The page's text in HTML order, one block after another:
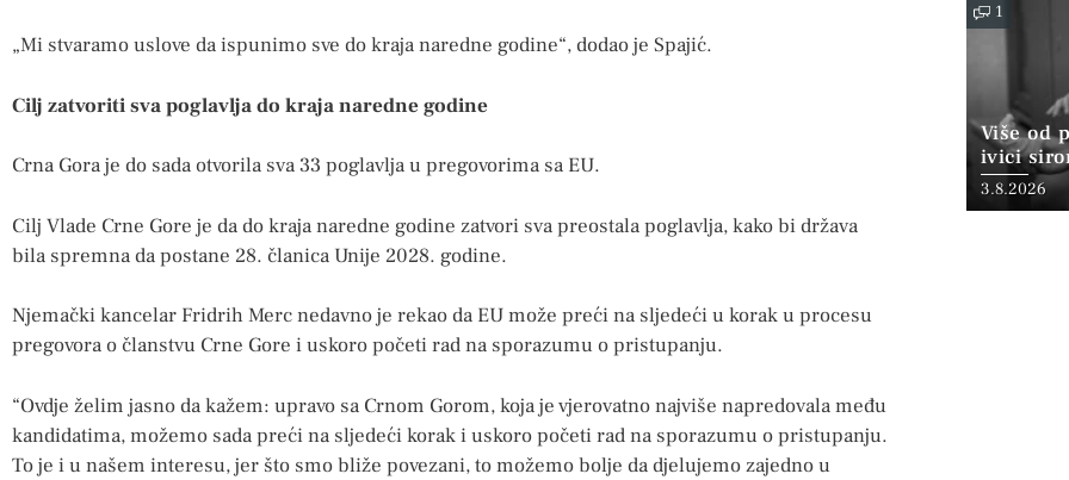
„Mi stvaramo uslove da ispunimo sve do kraja naredne godine“, dodao je Spajić.
Cilj zatvoriti sva poglavlja do kraja naredne godine
Crna Gora je do sada otvorila sva 33 poglavlja u pregovorima sa EU.
Cilj Vlade Crne Gore je da do kraja naredne godine zatvori sva preostala poglavlja, kako bi država
bila spremna da postane 28. članica Unije 2028. godine.
Njemački kancelar Fridrih Merc nedavno je rekao da EU može preći na sljedeći u korak u procesu
pregovora o članstvu Crne Gore i uskoro početi rad na sporazumu o pristupanju.
“Ovdje želim jasno da kažem: upravo sa Crnom Gorom, koja je vjerovatno najviše napredovala među
kandidatima, možemo sada preći na sljedeći korak i uskoro početi rad na sporazumu o pristupanju.
To je i u našem interesu, jer što smo bliže povezani, to možemo bolje da djelujemo zajedno u
1
Više od
ivici
3.8.2026